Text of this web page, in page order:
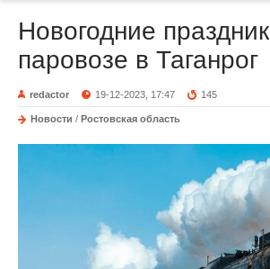
Новогодние
паровозе в Таганрог
redactor 19-12-2023, 17:47 145
Новости / Ростовская область